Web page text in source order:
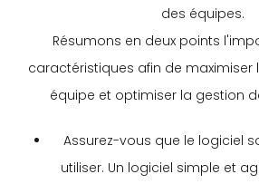
des équipes.
Résumons en deux points
caractéristiques afin de maximiser
équipe et optimiser la gestion
Assurez-vous que le logiciel
utiliser. Un logiciel simple et